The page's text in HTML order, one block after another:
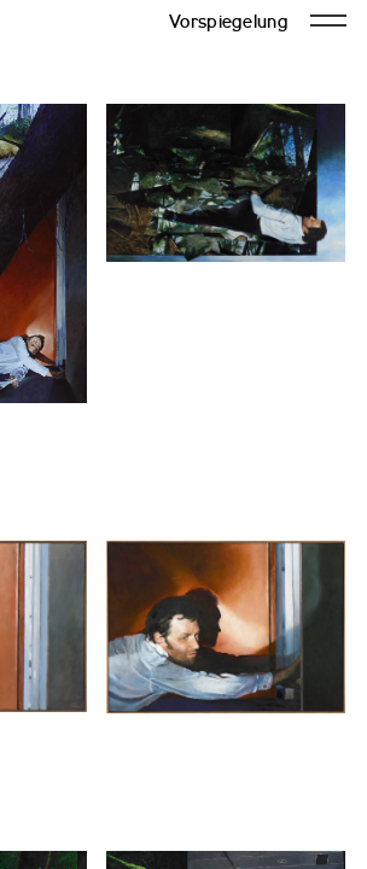
Vorspiegelung
Arbeiten
Texte
Ausstellungen
Aktuelles
Kontakt
Überblick
In sich selbst
Vorspiegelung
Placing Shadows
Desillusion